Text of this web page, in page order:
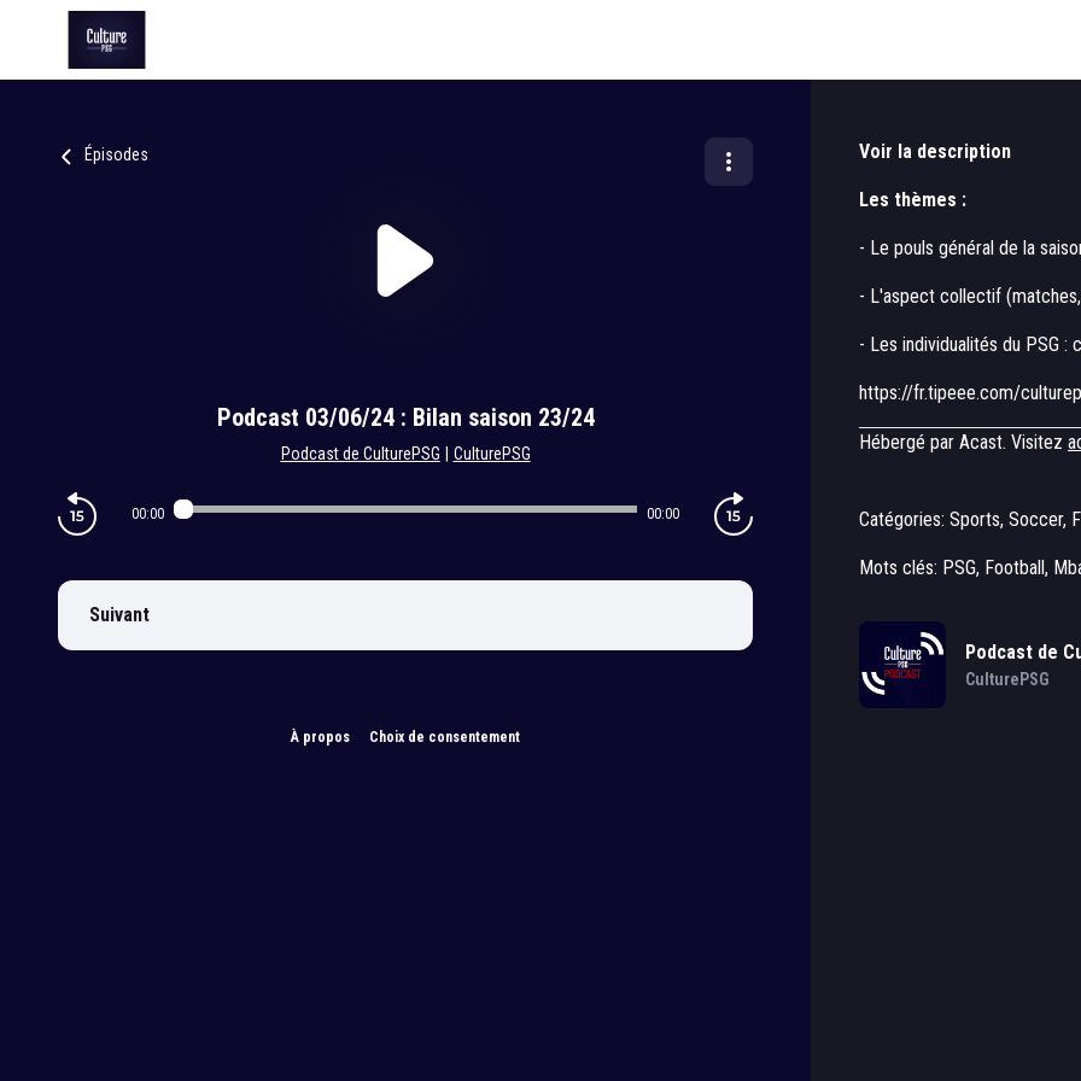
Épisodes
Podcast 03/06/24 : Bilan saison 23/24
Podcast de CulturePSG CulturePSG
00:00 00:00
Suivant
À propos Choix de consentement
Voir la description
Les thèmes :
- Le pouls général de la
- L'aspect collectif
- Les individualités du PSG :
https://fr.tipeee.com/
Hébergé par Acast. Visitez
Catégories: Sports, Soccer,
Mots clés: PSG, Football,
Podcast de
CulturePSG